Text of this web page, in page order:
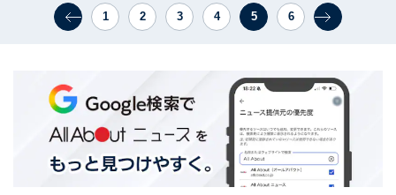
1 2 3 4 5 6